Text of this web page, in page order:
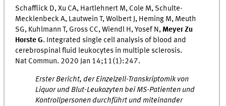
Schafflick D, Xu CA, Hartlehnert M, Cole M, Schulte-
Mecklenbeck A, Lautwein T, Wolbert J, Heming M, Meuth
SG, Kuhlmann T, Gross CC, Wiendl H, Yosef N,Meyer Zu
Horste G. Integrated single cell analysis of blood and
cerebrospinal fluid leukocytes in multiple sclerosis.
Nat Commun. 2020 Jan 14;11(1):247.
Erster Bericht, der Einzelzell-Transkriptomik von
Liquor und Blut-Leukozyten bei MS-Patienten und
Kontrollpersonen durchführt und miteinander